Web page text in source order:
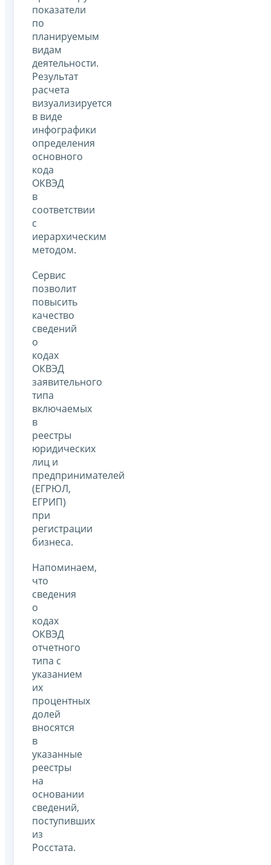
показатели
по
планируемым
видам
деятельности.
Результат
расчета
визуализируется
в виде
инфографики
определения
основного
кода
ОКВЭД
в
соответствии
с
иерархическим
методом.
Сервис
позволит
повысить
качество
сведений
о
кодах
ОКВЭД
заявительного
типа
включаемых
в
реестры
юридических
лиц и
предпринимателей
(ЕГРЮЛ,
ЕГРИП)
при
регистрации
бизнеса.
Напоминаем,
что
сведения
о
кодах
ОКВЭД
отчетного
типа с
указанием
их
процентных
долей
вносятся
в
указанные
реестры
на
основании
сведений,
поступивших
из
Росстата.